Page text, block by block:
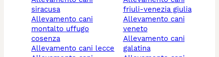
siracusa
allevamento cani
montalto uffugo
cosenza
allevamento cani lecce
friuli-venezia giulia
allevamento cani
veneto
allevamento cani
galatina